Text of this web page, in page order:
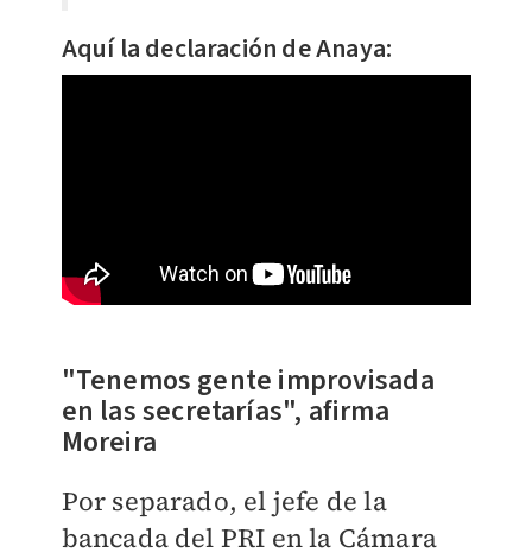
Aquí la declaración de Anaya:
"Tenemos gente improvisada
en las secretarías", afirma
Moreira
Por separado, el jefe de la
bancada del PRI en la Cámara